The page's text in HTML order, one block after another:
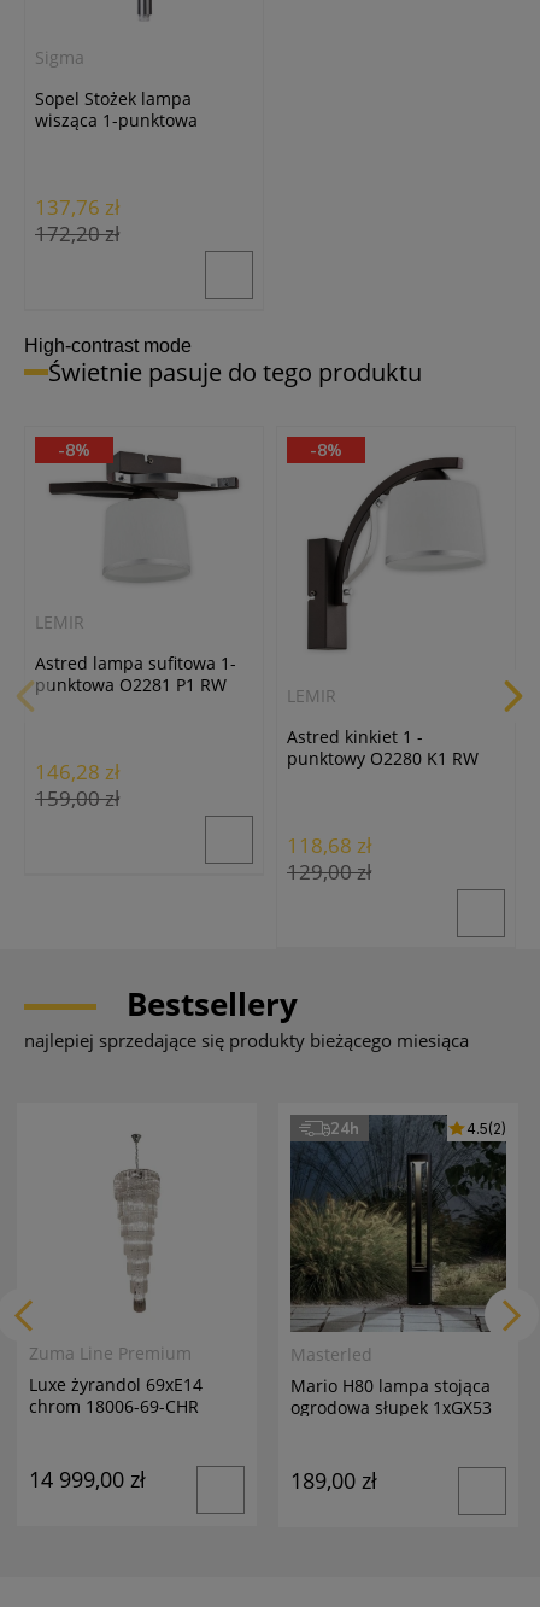
Sigma
Sopel Stożek lampa
wisząca 1-punktowa
137,76 zł
172,20 zł
High-contrast mode
Świetnie pasuje do tego produktu
LEMIR
Astred lampa sufitowa 1-
punktowa O2281 P1 RW
146,28 zł
159,00 zł
-8%
LEMIR
Astred kinkiet 1 -
punktowy O2280 K1 RW
118,68 zł
129,00 zł
-8%
Bestsellery
najlepiej sprzedające się produkty bieżącego miesiąca
Zuma Line Premium
Luxe żyrandol 69xE14
chrom 18006-69-CHR
14 999,00 zł
24h
Masterled
Mario H80 lampa stojąca
ogrodowa słupek 1xGX53
4.5(2)
189,00 zł